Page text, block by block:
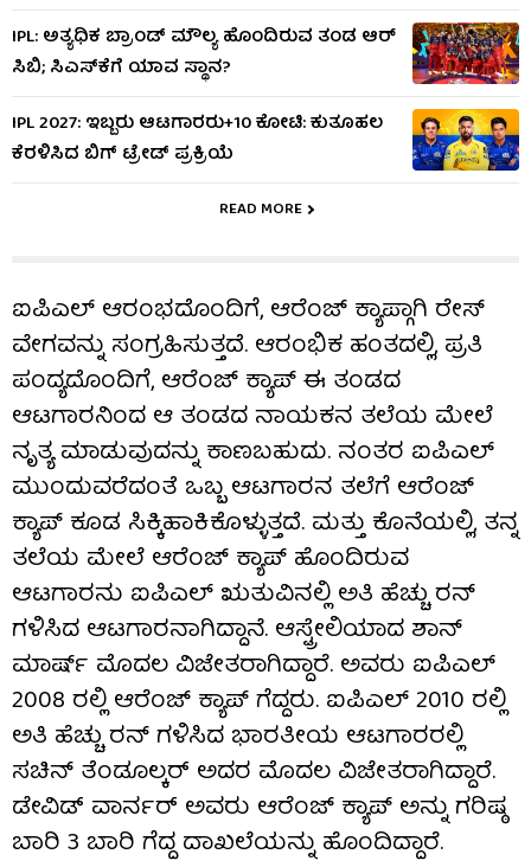
IPL: ಅತ್ಯಧಿಕ ಬ್ರಾಂಡ್ ಮೌಲ್ಯ ಹೊಂದಿರುವ ತಂಡ ಆರ್​
ಸಿಬಿ; ಸಿಎಸ್​ಕೆಗೆ ಯಾವ ಸ್ಥಾನ?
IPL 2027: ಇಬ್ಬರು ಆಟಗಾರರು+10 ಕೋಟಿ: ಕುತೂಹಲ
ಕೆರಳಿಸಿದ ಬಿಗ್ ಟ್ರೇಡ್ ಪ್ರಕ್ರಿಯೆ
READ MORE
ಐಪಿಎಲ್ ಆರಂಭದೊಂದಿಗೆ, ಆರೆಂಜ್ ಕ್ಯಾಪ್ಗಾಗಿ ರೇಸ್
ವೇಗವನ್ನು ಸಂಗ್ರಹಿಸುತ್ತದೆ. ಆರಂಭಿಕ ಹಂತದಲ್ಲಿ, ಪ್ರತಿ
ಪಂದ್ಯದೊಂದಿಗೆ, ಆರೆಂಜ್ ಕ್ಯಾಪ್ ಈ ತಂಡದ
ಆಟಗಾರನಿಂದ ಆ ತಂಡದ ನಾಯಕನ ತಲೆಯ ಮೇಲೆ
ನೃತ್ಯ ಮಾಡುವುದನ್ನು ಕಾಣಬಹುದು. ನಂತರ ಐಪಿಎಲ್
ಮುಂದುವರೆದಂತೆ ಒಬ್ಬ ಆಟಗಾರನ ತಲೆಗೆ ಆರೆಂಜ್
ಕ್ಯಾಪ್ ಕೂಡ ಸಿಕ್ಕಿಹಾಕಿಕೊಳ್ಳುತ್ತದೆ. ಮತ್ತು ಕೊನೆಯಲ್ಲಿ, ತನ್ನ
ತಲೆಯ ಮೇಲೆ ಆರೆಂಜ್ ಕ್ಯಾಪ್ ಹೊಂದಿರುವ
ಆಟಗಾರನು ಐಪಿಎಲ್ ಋತುವಿನಲ್ಲಿ ಅತಿ ಹೆಚ್ಚು ರನ್
ಗಳಿಸಿದ ಆಟಗಾರನಾಗಿದ್ದಾನೆ. ಆಸ್ಟ್ರೇಲಿಯಾದ ಶಾನ್
ಮಾರ್ಷ್ ಮೊದಲ ವಿಜೇತರಾಗಿದ್ದಾರೆ. ಅವರು ಐಪಿಎಲ್
2008 ರಲ್ಲಿ ಆರೆಂಜ್ ಕ್ಯಾಪ್ ಗೆದ್ದರು. ಐಪಿಎಲ್ 2010 ರಲ್ಲಿ
ಅತಿ ಹೆಚ್ಚು ರನ್ ಗಳಿಸಿದ ಭಾರತೀಯ ಆಟಗಾರರಲ್ಲಿ
ಸಚಿನ್ ತೆಂಡೂಲ್ಕರ್ ಅದರ ಮೊದಲ ವಿಜೇತರಾಗಿದ್ದಾರೆ.
ಡೇವಿಡ್ ವಾರ್ನರ್ ಅವರು ಆರೆಂಜ್ ಕ್ಯಾಪ್ ಅನ್ನು ಗರಿಷ್ಠ
ಬಾರಿ 3 ಬಾರಿ ಗೆದ್ದ ದಾಖಲೆಯನ್ನು ಹೊಂದಿದ್ದಾರೆ.